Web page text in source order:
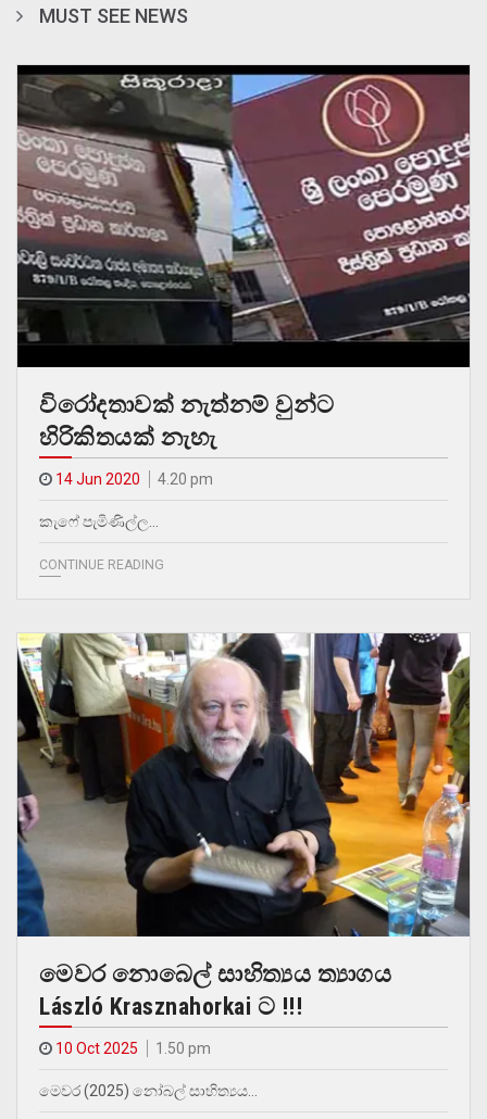
MUST SEE NEWS
විරෝදතාවක් නැත්නම් වුන්ට
හිරිකිතයක් නැහැ
14 Jun 2020 4.20 pm
කැෆේ පැමිණිල්ල…
CONTINUE READING
මෙවර නොබෙල් සාහිත්‍යය ත්‍යාගය
László Krasznahorkai ට !!!
10 Oct 2025 1.50 pm
මෙවර (2025) නෝබල් සාහිත්‍යය…